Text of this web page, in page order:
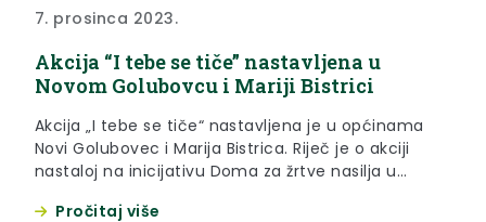
7. prosinca 2023.
Akcija “I tebe se tiče” nastavljena u
Novom Golubovcu i Mariji Bistrici
Akcija „I tebe se tiče“ nastavljena je u općinama
Novi Golubovec i Marija Bistrica. Riječ je o akciji
nastaloj na inicijativu Doma za žrtve nasilja u
zagorske županije, s ciljem jačanja senzibiliteta
Pročitaj više